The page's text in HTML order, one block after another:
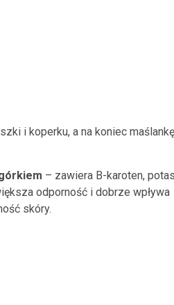
i koperku, a na koniec maślankę
– zawiera B-karoten,
odporność i dobrze wpływa
skóry.